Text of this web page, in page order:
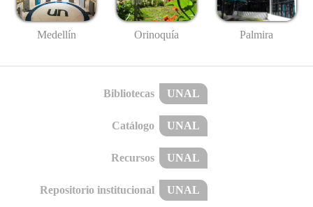
Medellín Orinoquía Palmira
Bibliotecas UNAL
Catálogo UNAL
Recursos UNAL
Repositorio institucional UNAL